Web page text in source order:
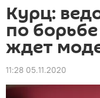
Курц:
по
ждет
11:28 05.11.2020